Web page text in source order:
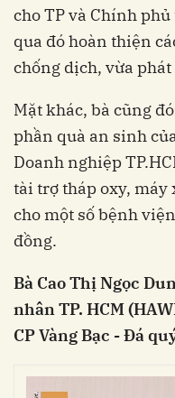
cho TP và Chính
qua đó hoàn thiện
chống dịch, vừa
Mặt khác, bà cũng
phần quà an sinh
Doanh nghiệp
tài trợ tháp oxy, máy
cho một số bệnh
đồng.
Bà Cao Thị Ngọc
nhân TP. HCM
CP Vàng Bạc - Đá